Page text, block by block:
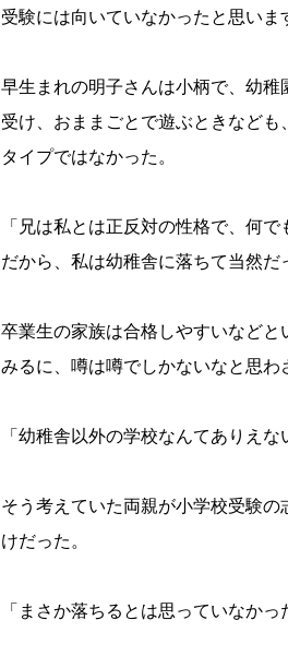
受験には向いていなかったと思いま
早生まれの明子さんは小柄で、幼
受け、おままごとで遊ぶときなど
タイプではなかった。
「兄は私とは正反対の性格で、何
だから、私は幼稚舎に落ちて当然だ
卒業生の家族は合格しやすいなど
みるに、噂は噂でしかないなと思わ
「幼稚舎以外の学校なんてありえな
そう考えていた両親が小学校受験
けだった。
「まさか落ちるとは思っていなかっ